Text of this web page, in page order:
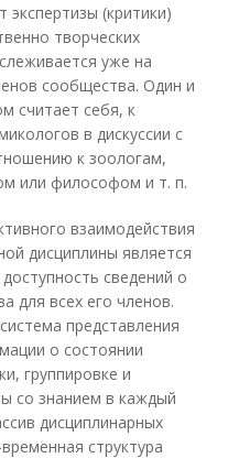
экспертизы (критики)
творческих
уже на
сообщества. Один и
считает себя, к
в дискуссии с
к зоологам,
или философом и т. п.
взаимодействия
дисциплины является
сведений о
для всех его членов.
представления
о состоянии
группировке и
со знанием в каждый
дисциплинарных
структура